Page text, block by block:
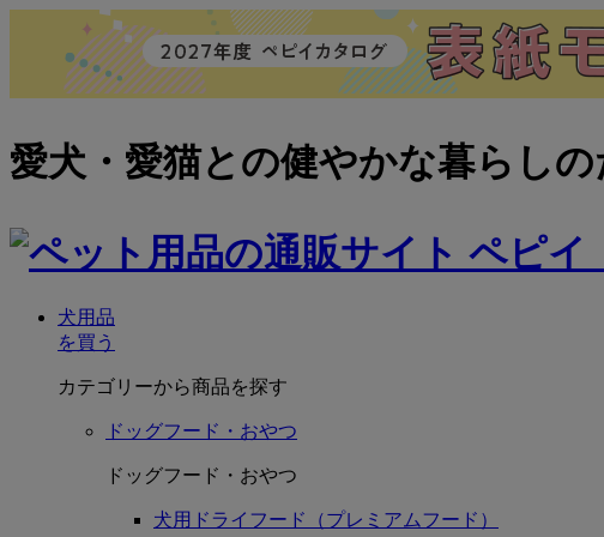
愛犬・愛猫との健やかな暮らし
犬用品
を買う
カテゴリーから商品を探す
ドッグフード・おやつ
ドッグフード・おやつ
犬用ドライフード（プレミアムフード）